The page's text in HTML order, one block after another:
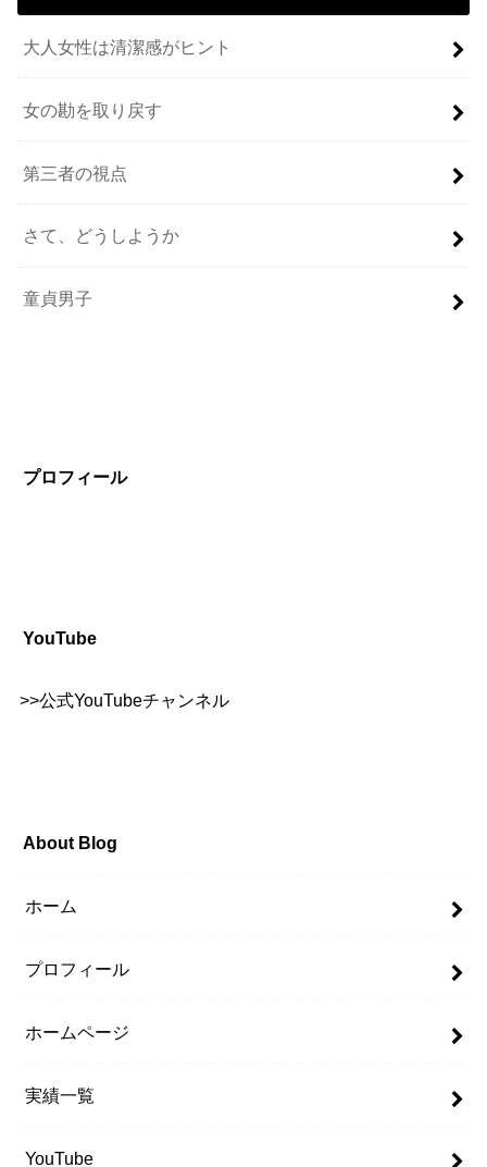
大人女性は清潔感がヒント
女の勘を取り戻す
第三者の視点
さて、どうしようか
童貞男子
プロフィール
YouTube
>>公式YouTubeチャンネル
About Blog
ホーム
プロフィール
ホームページ
実績一覧
YouTube